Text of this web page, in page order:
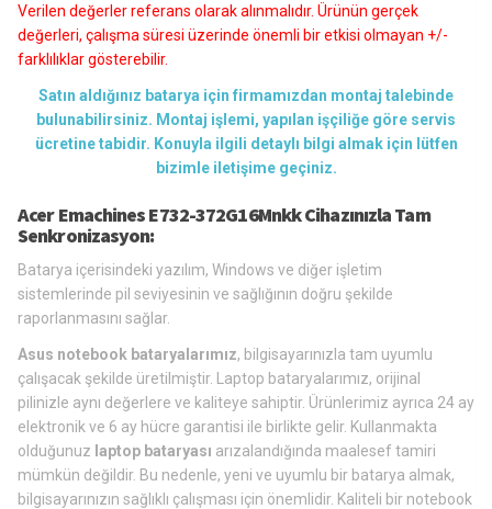
Verilen değerler referans olarak alınmalıdır. Ürünün gerçek
değerleri, çalışma süresi üzerinde önemli bir etkisi olmayan +/-
farklılıklar gösterebilir.
Satın aldığınız batarya için firmamızdan montaj talebinde
bulunabilirsiniz. Montaj işlemi, yapılan işçiliğe göre servis
ücretine tabidir. Konuyla ilgili detaylı bilgi almak için lütfen
bizimle iletişime geçiniz.
Acer Emachines E732-372G16Mnkk Cihazınızla Tam
Senkronizasyon:
Batarya içerisindeki yazılım, Windows ve diğer işletim
sistemlerinde pil seviyesinin ve sağlığının doğru şekilde
raporlanmasını sağlar.
Asus notebook bataryalarımız, bilgisayarınızla tam uyumlu
çalışacak şekilde üretilmiştir. Laptop bataryalarımız, orijinal
pilinizle aynı değerlere ve kaliteye sahiptir. Ürünlerimiz ayrıca 24 ay
elektronik ve 6 ay hücre garantisi ile birlikte gelir. Kullanmakta
olduğunuz laptop bataryası arızalandığında maalesef tamiri
mümkün değildir. Bu nedenle, yeni ve uyumlu bir batarya almak,
bilgisayarınızın sağlıklı çalışması için önemlidir. Kaliteli bir notebook